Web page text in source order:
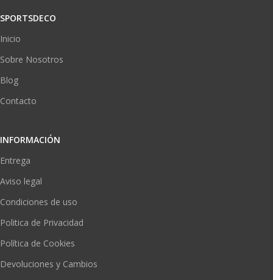
SPORTSDECO
Inicio
Sobre Nosotros
Blog
Contacto
INFORMACIÓN
Entrega
Aviso legal
Condiciones de uso
Politica de Privacidad
Política de Cookies
Devoluciones y Cambios